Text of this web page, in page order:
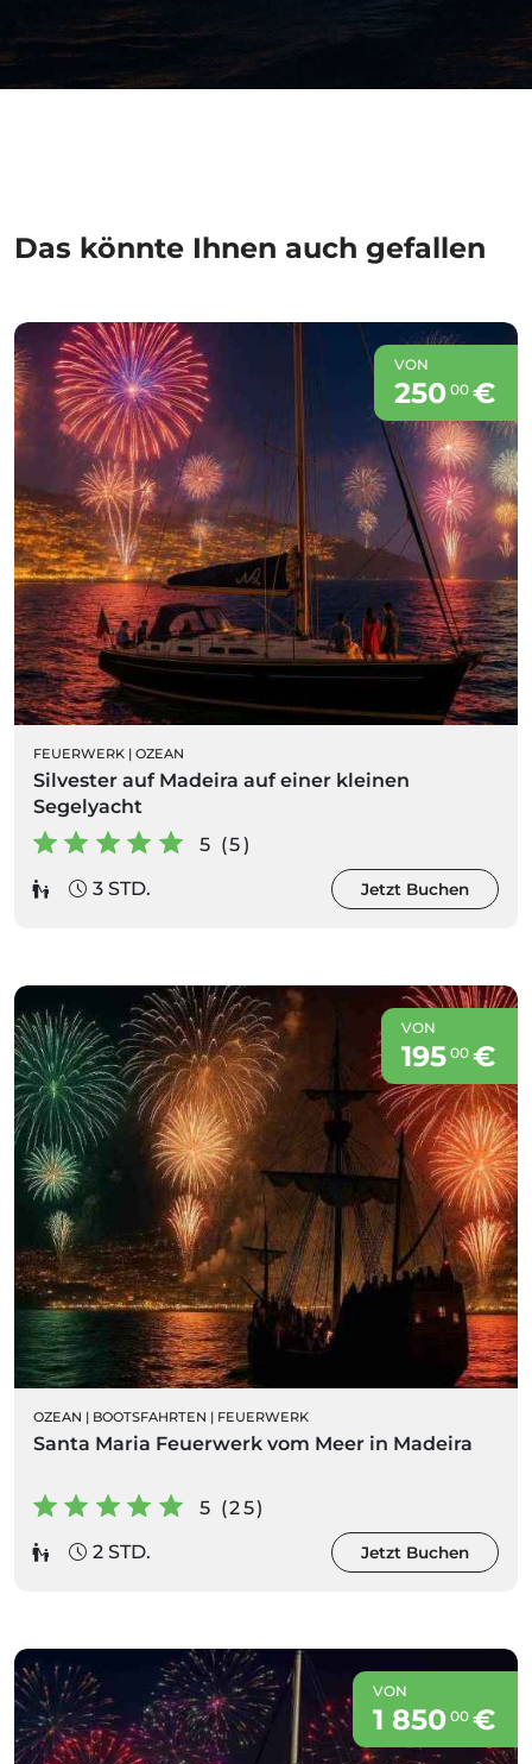
Das könnte Ihnen auch gefallen
VON
250 00€
FEUERWERK | OZEAN
Silvester auf Madeira auf einer kleinen
Segelyacht
5 (5)
3 STD.
Jetzt Buchen
VON
195 00€
OZEAN | BOOTSFAHRTEN | FEUERWERK
Santa Maria Feuerwerk vom Meer in Madeira
5 (25)
2 STD.
Jetzt Buchen
VON
1 850 00€